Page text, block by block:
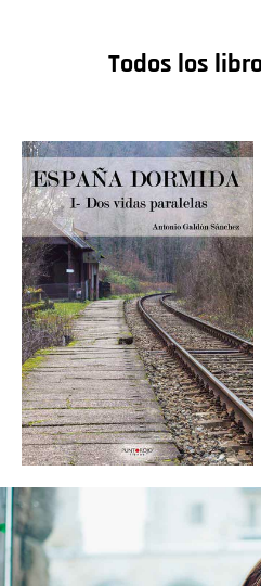
Todos los